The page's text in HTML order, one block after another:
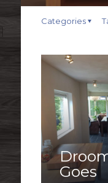
Categories
Goes